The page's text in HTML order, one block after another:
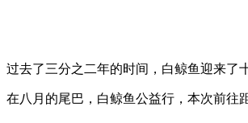
过去了三分之二年的时间，白鲸鱼迎来了
在八月的尾巴，白鲸鱼公益行，本次前往